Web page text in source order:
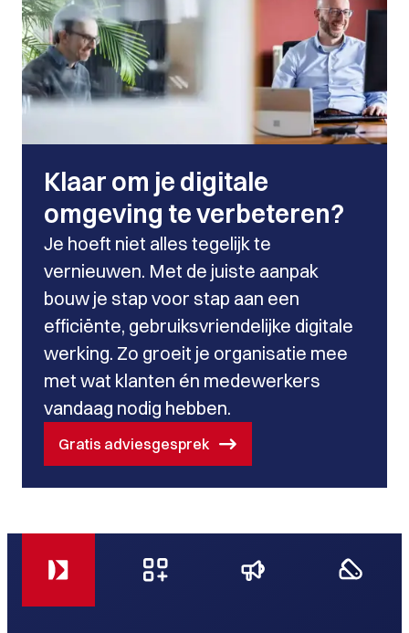
Klaar om je digitale
omgeving te verbeteren?
Je hoeft niet alles tegelijk te
vernieuwen. Met de juiste aanpak
bouw je stap voor stap aan een
efficiënte, gebruiksvriendelijke digitale
werking. Zo groeit je organisatie mee
met wat klanten én medewerkers
vandaag nodig hebben.
Gratis adviesgesprek